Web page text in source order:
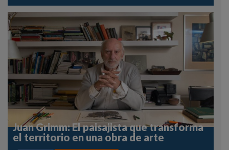
Juan Grimm: El paisajista que transforma
el territorio en una obra de arte